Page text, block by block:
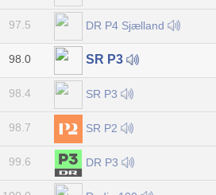
97.5 DR P4 Sjælland
98.0 SR P3
98.4 SR P3
98.7 SR P2
99.6 DR P3